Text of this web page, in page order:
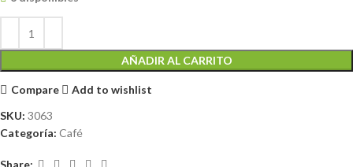
AÑADIR AL CARRITO
Compare
Add to wishlist
SKU: 3063
Categoría: Café
Share: